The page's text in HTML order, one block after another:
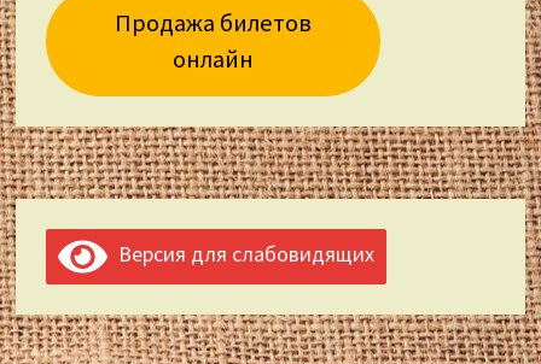
Продажа билетов
онлайн
Версия для слабовидящих